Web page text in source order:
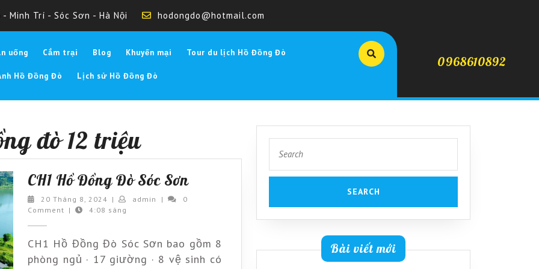
Minh Trí - Sóc Sơn - Hà Nội hodongdo@hotmail.com
uống Cắm trại Blog Khuyến mại Tour du lịch Hồ Đồng Đò
Hồ Đồng Đò Lịch sử Hồ Đồng Đò
0968610892
đò 12 triệu
CH1 Hồ Đồng Đò Sóc SơnCH1
Đò
Sóc
20 Tháng 8, 2024 20
Tháng
| admin admin
|
0
Comment | 4:08 sáng
CH1 Hồ Đồng Đò Sóc Sơn bao gồm 8
phòng ngủ · 17 giường · 8 vệ sinh có
for:
Bài viết mới